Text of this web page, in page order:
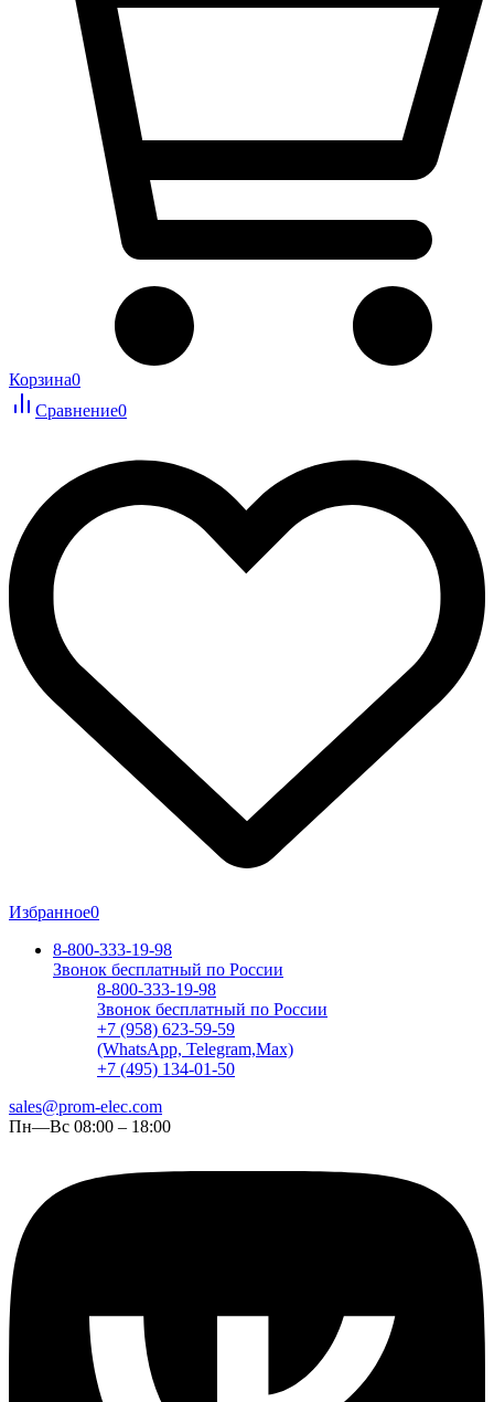
Корзина0
Сравнение0
Избранное0
8-800-333-19-98
Звонок бесплатный по России
8-800-333-19-98
Звонок бесплатный по России
+7 (958) 623-59-59
(WhatsApp, Telegram,Max)
+7 (495) 134-01-50
sales@prom-elec.com
Пн—Вс 08:00 – 18:00